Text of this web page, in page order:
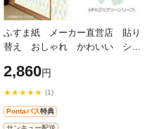
ふすま紙 メーカー直営店 貼り
替え おしゃれ かわいい シー
92cm×2m（200cm）×1枚入り グ
リーンリーフ 洋風・北欧
2,860円
★★★★★ (1)
Pontaパス特典